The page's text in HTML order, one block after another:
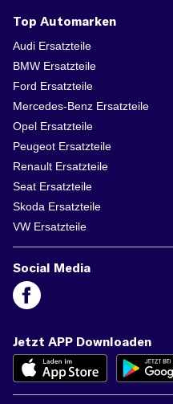
Top Automarken
Audi Ersatzteile
BMW Ersatzteile
Ford Ersatzteile
Mercedes-Benz Ersatzteile
Opel Ersatzteile
Peugeot Ersatzteile
Renault Ersatzteile
Seat Ersatzteile
Skoda Ersatzteile
VW Ersatzteile
Social Media
Jetzt APP Downloaden